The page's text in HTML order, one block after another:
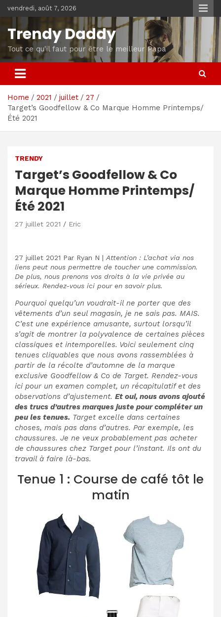
to
content
vendredi, août 7, 2026
Trendy Daddy
Tout ce qu'il faut pour être le meilleur Papa
Home 2021 juillet
27
Target’s Goodfellow & Co Marque Homme Printemps/
Été 2021
TRENDY
Target’s Goodfellow & Co
Marque Homme Printemps/
Été 2021
27 juillet 2021 Eric
27 juillet 2021 Par Ryan N | Attention : L’achat via nos
liens peut nous permettre de toucher une commission.
De plus, nous prenons vos droits à la vie privée au
sérieux. Rendez-vous ici pour en savoir plus.
Pourquoi quelqu’un voudrait-il ne porter que des
vêtements d’un seul magasin, je ne sais pas. MAIS.
C’est une expérience amusante, surtout lorsqu’il
s’agit de montrer la polyvalence de certaines pièces
classiques et intemporelles. Voici seulement cinq
tenues cliquables que nous avons rassemblées à
partir de la récolte d’automne de la marque
exclusive Goodfellow & Co de Target. Rendez-vous
ici pour un examen complet, un récapitulatif et des
observations d’ajustement. Et oui, nous avons ajouté
des trucs d’autres marques juste pour compléter un
peu les tenues. Target excelle dans certaines
choses, mais pas dans d’autres. Par exemple, les
chaussures. Je ne veux probablement pas acheter
de chaussures chez Target pour l’instant. Ils ont du
travail à faire là-bas.
Tenue 1 : Course de café tôt le
matin